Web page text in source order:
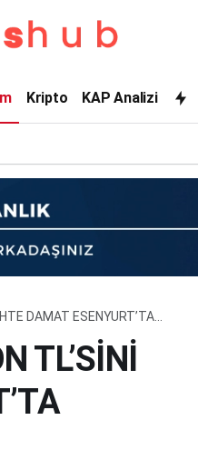
Kripto KAP Analizi
DAMAT ESENYURT’TA
TL’SİNİ